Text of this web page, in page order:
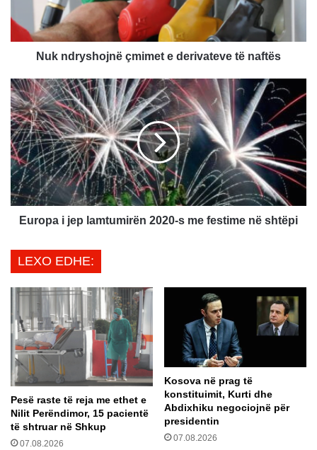
s
h
n
ë
ç
m
i
m
e
t
e
r
e
v
e
ë
n
a
f
t
Nuk ndryshojnë çmimet e derivateve të naftës
E
u
r
o
p
a
i
j
e
a
i
ë
2
0
2
0
-
Europa i jep lamtumirën 2020-s me festime në shtëpi
LEXO EDHE:
Pesë raste të reja me ethet e
Nilit Perëndimor, 15 pacientë
të shtruar në Shkup
07.08.2026
Kosova në prag të
konstituimit, Kurti dhe
Abdixhiku negociojnë për
presidentin
07.08.2026